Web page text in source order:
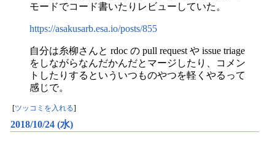
モードでコード書いたりレビューしていた。
https://asakusarb.esa.io/posts/855
自分は糸柳さんと rdoc の pull request や issue triage
をしながらなんだかんだとマージしたり、コメン
トしたりするといういつものやつを軽くやるって
感じで。
[ツッコミを入れる]
2018/10/24 (水)